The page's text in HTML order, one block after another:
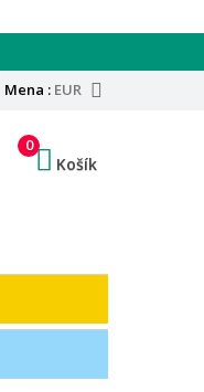
Mena : EUR
0
Košík